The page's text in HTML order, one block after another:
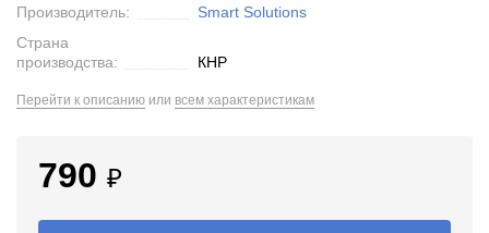
Производитель:
Smart Solutions
Страна
производства:
КНР
Перейти к описанию или всем характеристикам
790 ₽